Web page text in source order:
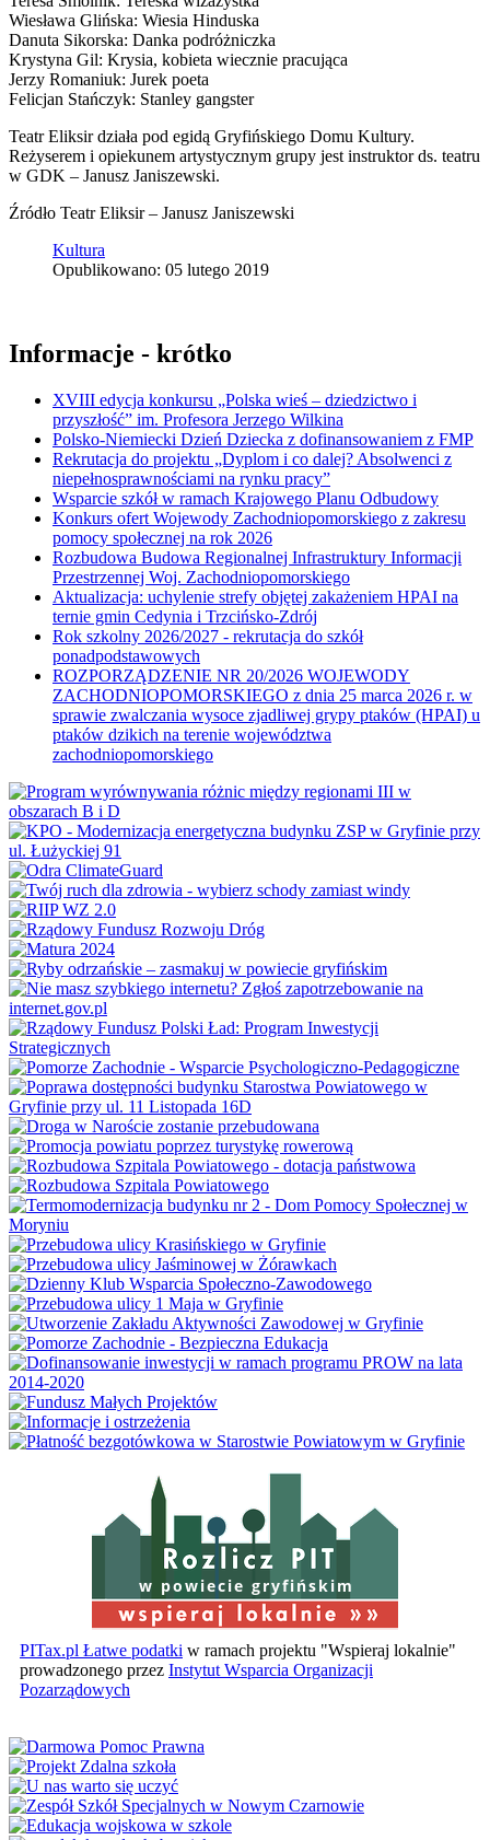
Wiesława Glińska: Wiesia Hinduska
Danuta Sikorska: Danka podróżniczka
Krystyna Gil: Krysia, kobieta wiecznie pracująca
Jerzy Romaniuk: Jurek poeta
Felicjan Stańczyk: Stanley gangster
Teatr Eliksir działa pod egidą Gryfińskiego Domu Kultury.
Reżyserem i opiekunem artystycznym grupy jest instruktor ds. teatru
w GDK – Janusz Janiszewski.
Źródło Teatr Eliksir – Janusz Janiszewski
Kultura
Opublikowano: 05 lutego 2019
Informacje - krótko
XVIII edycja konkursu „Polska wieś – dziedzictwo i
przyszłość” im. Profesora Jerzego Wilkina
Polsko-Niemiecki Dzień Dziecka z dofinansowaniem z FMP
Rekrutacja do projektu „Dyplom i co dalej? Absolwenci z
niepełnosprawnościami na rynku pracy”
Wsparcie szkół w ramach Krajowego Planu Odbudowy
Konkurs ofert Wojewody Zachodniopomorskiego z zakresu
pomocy społecznej na rok 2026
Rozbudowa Budowa Regionalnej Infrastruktury Informacji
Przestrzennej Woj. Zachodniopomorskiego
Aktualizacja: uchylenie strefy objętej zakażeniem HPAI na
ternie gmin Cedynia i Trzcińsko-Zdrój
Rok szkolny 2026/2027 - rekrutacja do szkół
ponadpodstawowych
ROZPORZĄDZENIE NR 20/2026 WOJEWODY
ZACHODNIOPOMORSKIEGO z dnia 25 marca 2026 r. w
sprawie zwalczania wysoce zjadliwej grypy ptaków (HPAI) u
ptaków dzikich na terenie województwa
zachodniopomorskiego
w powiecie gryfińskim
PITax.pl Łatwe podatki w ramach projektu "Wspieraj lokalnie"
prowadzonego przez Instytut Wsparcia Organizacji
Pozarządowych